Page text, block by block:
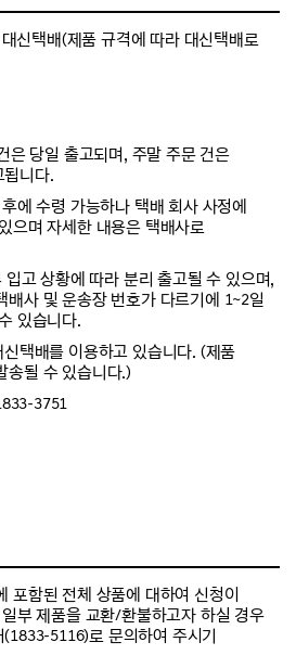
신택배(제품 규격에 따라 대신택배로
은 당일 출고되며, 주말 주문 건은
니다.
에 수령 가능하나 택배 회사 사정에
으며 자세한 내용은 택배사로
고 상황에 따라 분리 출고될 수 있으며,
배사 및 운송장 번호가 다르기에 1~2일
있습니다.
택배를 이용하고 있습니다. (제품
송될 수 있습니다.)
3751
포함된 전체 상품에 대하여 신청이
부 제품을 교환/환불하고자 하실 경우
5116)로 문의하여 주시기